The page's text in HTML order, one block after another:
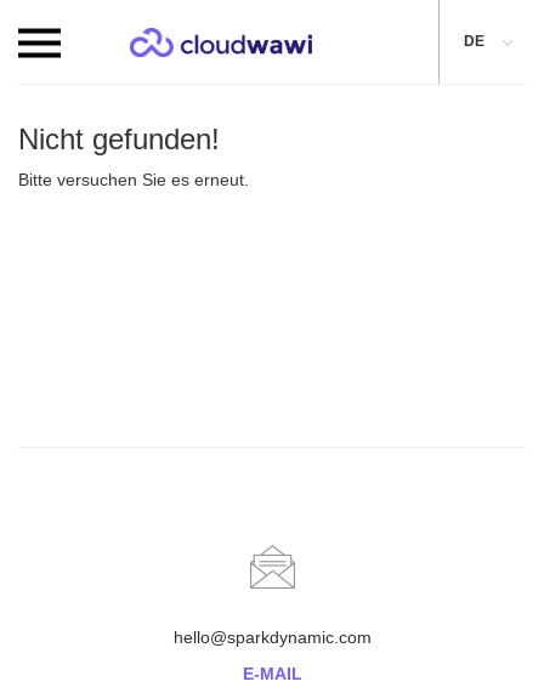
DE
Nicht gefunden!
Bitte versuchen Sie es erneut.
hello@sparkdynamic.com
E-MAIL